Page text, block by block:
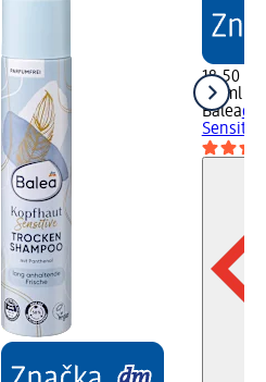
18,50 Kč
50 ml
Balea